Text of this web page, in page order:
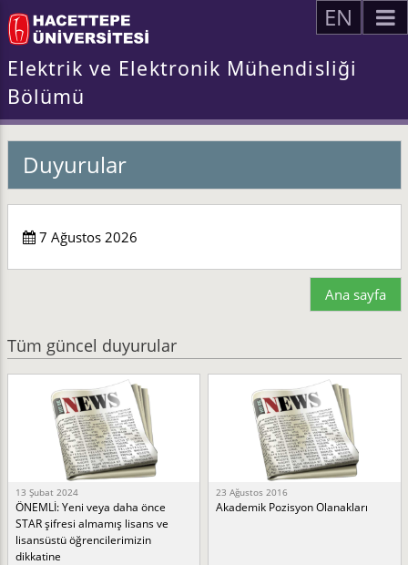
EN
Elektrik ve Elektronik Mühendisliği
Bölümü
Duyurular
7 Ağustos 2026
Ana sayfa
Tüm güncel duyurular
13 Şubat 2024
ÖNEMLİ: Yeni veya daha önce
STAR şifresi almamış lisans ve
lisansüstü öğrencilerimizin
dikkatine
23 Ağustos 2016
Akademik Pozisyon Olanakları